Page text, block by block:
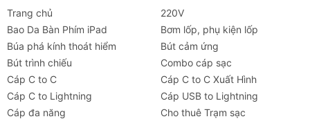
Trang chủ
220V
Bao Da Bàn Phím iPad
Bơm lốp, phụ kiện lốp
Búa phá kính thoát hiểm
Bút cảm ứng
Bút trình chiếu
Combo cáp sạc
Cáp C to C
Cáp C to C Xuất Hình
Cáp C to Lightning
Cáp USB to Lightning
Cáp đa năng
Cho thuê Trạm sạc